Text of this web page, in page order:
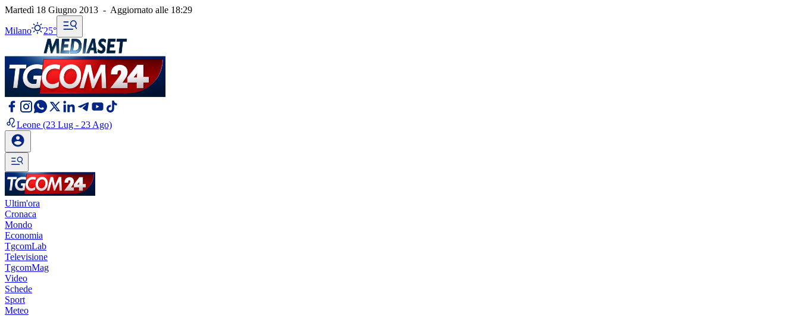
Martedì 18 Giugno 2013 - Aggiornato alle 18:29
Milano 25°
Leone (23 Lug - 23 Ago)
Ultim'ora
Cronaca
Mondo
Economia
TgcomLab
Televisione
TgcomMag
Video
Schede
Sport
Meteo